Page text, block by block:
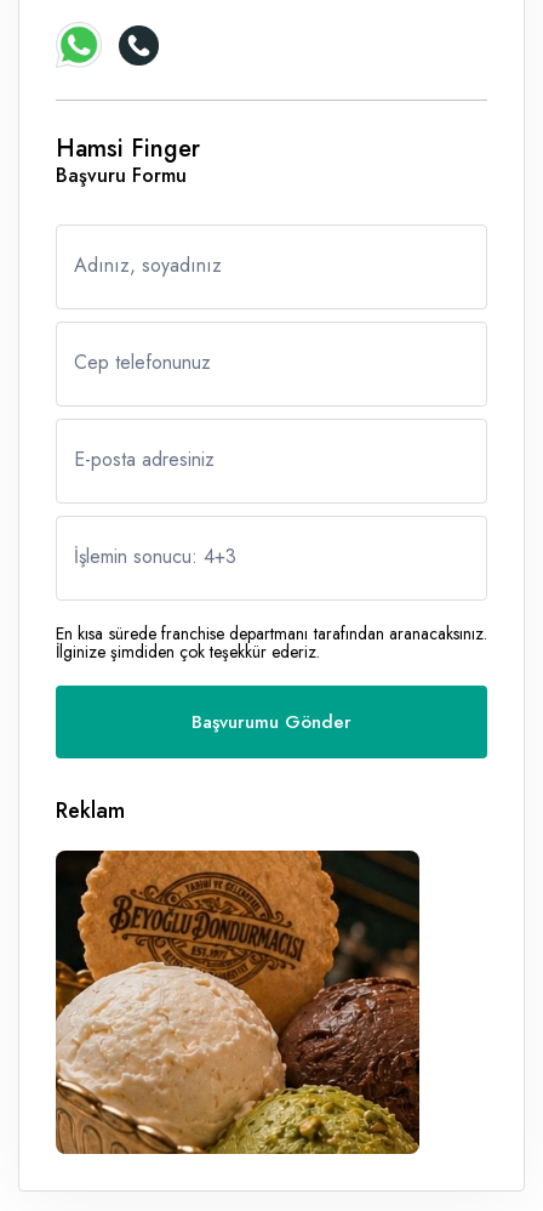
Tabela - Dijital Baskı
Hamsi Finger
Başvuru Formu
Adınız, soyadınız
Cep telefonunuz
E-posta adresiniz
İşlemin sonucu: 4+3
En kısa sürede franchise departmanı tarafından aranacaksınız.
İlginize şimdiden çok teşekkür ederiz.
Reklam